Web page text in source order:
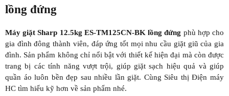
lồng đứng
Máy giặt Sharp 12.5kg ES-TM125CN-BK lồng đứng phù hợp cho
gia đình đông thành viên, đáp ứng tốt mọi nhu cầu giặt giũ của gia
đình. Sản phẩm không chỉ nổi bật với thiết kế hiện đại mà còn được
trang bị các tính năng vượt trội, giúp giặt sạch hiệu quả và giúp
quần áo luôn bền đẹp sau nhiều lần giặt. Cùng Siêu thị Điện máy
HC tìm hiểu kỹ hơn về sản phẩm nhé.